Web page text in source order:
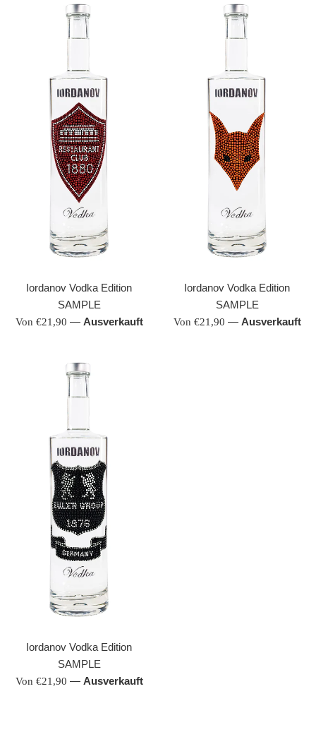
Iordanov Vodka Edition
SAMPLE
Von €21,90 — Ausverkauft
Iordanov Vodka Edition
SAMPLE
Von €21,90 — Ausverkauft
Iordanov Vodka Edition
SAMPLE
Von €21,90 — Ausverkauft